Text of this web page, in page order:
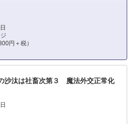
円＋税）
沙汰は社畜次第３ 魔法外交正常化